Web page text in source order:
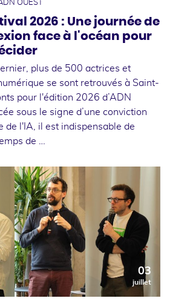
OUEST
2026 : Une journée de
face à l'océan pour
plus de 500 actrices et
se sont retrouvés à Saint-
pour l'édition 2026 d’ADN
sous le signe d’une conviction
de l'IA, il est indispensable de
de …
03
juillet